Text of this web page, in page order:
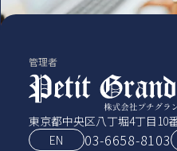
管理者
東京都中央区八丁堀4丁目10
EN
03-6658-8103